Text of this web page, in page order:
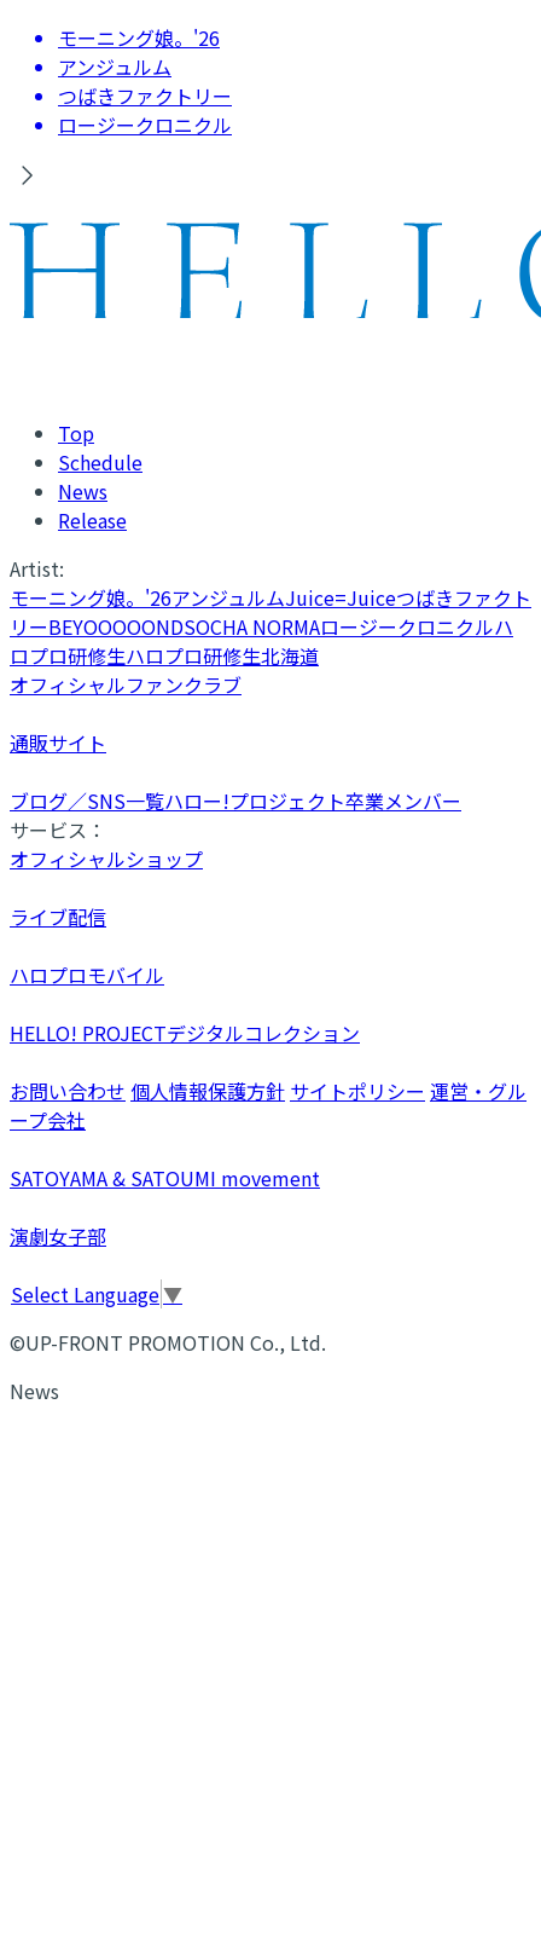
モーニング娘。'26
アンジュルム
つばきファクトリー
ロージークロニクル
Top
Schedule
News
Release
Artist:
モーニング娘。'26アンジュルムJuice=Juiceつばきファクト
リーBEYOOOOONDSOCHA NORMAロージークロニクルハ
ロプロ研修生ハロプロ研修生北海道
オフィシャルファンクラブ
通販サイト
ブログ／SNS一覧ハロー!プロジェクト卒業メンバー
サービス：
オフィシャルショップ
ライブ配信
ハロプロモバイル
HELLO! PROJECTデジタルコレクション
お問い合わせ 個人情報保護方針 サイトポリシー 運営・グル
ープ会社
SATOYAMA & SATOUMI movement
演劇女子部
Select Language▼
©UP-FRONT PROMOTION Co., Ltd.
News